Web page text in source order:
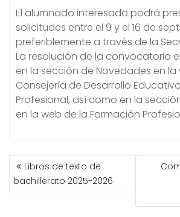
El alumnado interesado podrá
solicitudes entre el 9 y el 16 de
preferiblemente a través de la
La resolución de la convocatoria
en la sección de Novedades en la
Consejería de Desarrollo
Profesional, así como en la
en la web de la Formación
NAVEGACIÓN
DE
ENTRADAS
Libros de texto de
bachillerato 2025-2026